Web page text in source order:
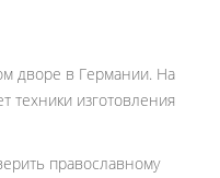
дворе в Германии. На
техники изготовления
православному